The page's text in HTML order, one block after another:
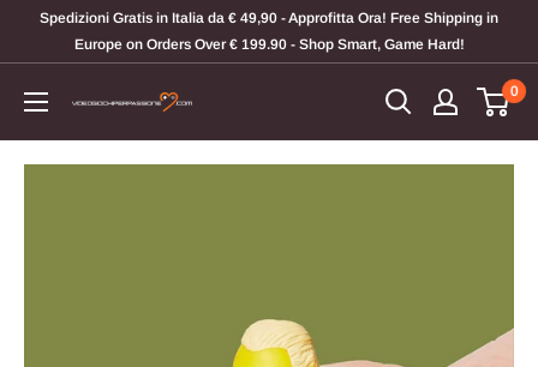
Spedizioni Gratis in Italia da € 49,90 - Approfitta Ora! Free Shipping in
Europe on Orders Over € 199.90 - Shop Smart, Game Hard!
Videogiochi
Per
Passione
0